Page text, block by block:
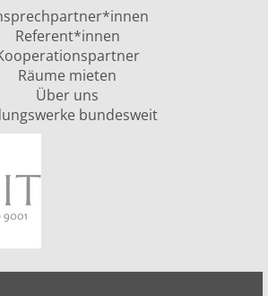
Referent*innen
Räume mieten
Über uns
bundesweit